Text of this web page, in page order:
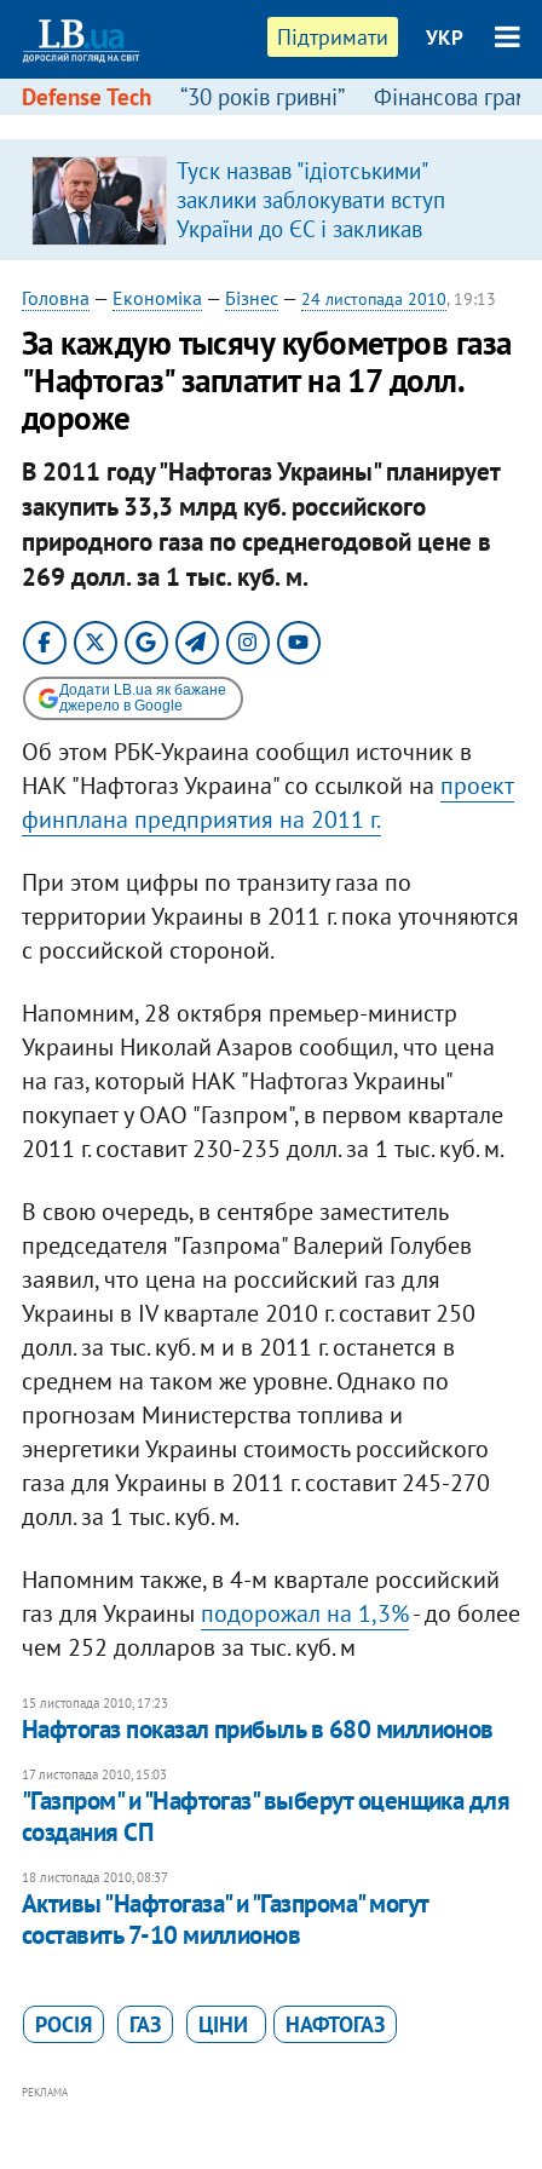
Підтримати УКР
Defense Tech “30 років гривні” Фінансова
Туск назвав "ідіотськими"
заклики заблокувати вступ
України до ЄС і закликав
припинити антиукраїнську
риторику
Головна — Економіка — Бізнес— 24 листопада 2010, 19:13
За каждую тысячу кубометров газа
"Нафтогаз" заплатит на 17 долл.
дороже
В 2011 году "Нафтогаз Украины" планирует
закупить 33,3 млрд куб. российского
природного газа по среднегодовой цене в
269 долл. за 1 тыс. куб. м.
Додати LB.ua як бажане
джерело в Google
Об этом РБК-Украина сообщил источник в
НАК "Нафтогаз Украина" со ссылкой на проект
финплана предприятия на 2011 г.
При этом цифры по транзиту газа по
территории Украины в 2011 г. пока уточняются
с российской стороной.
Напомним, 28 октября премьер-министр
Украины Николай Азаров сообщил, что цена
на газ, который НАК "Нафтогаз Украины"
покупает у ОАО "Газпром", в первом квартале
2011 г. составит 230-235 долл. за 1 тыс. куб. м.
В свою очередь, в сентябре заместитель
председателя "Газпрома" Валерий Голубев
заявил, что цена на российский газ для
Украины в IV квартале 2010 г. составит 250
долл. за тыс. куб. м и в 2011 г. останется в
среднем на таком же уровне. Однако по
прогнозам Министерства топлива и
энергетики Украины стоимость российского
газа для Украины в 2011 г. составит 245-270
долл. за 1 тыс. куб. м.
Напомним также, в 4-м квартале российский
газ для Украины подорожал на 1,3%- до более
чем 252 долларов за тыс. куб. м
15 листопада 2010, 17:23
Нафтогаз показал прибыль в 680 миллионов
17 листопада 2010, 15:03
"Газпром" и "Нафтогаз" выберут оценщика для
создания СП
18 листопада 2010, 08:37
Активы "Нафтогаза" и "Газпрома" могут
составить 7-10 миллионов
РОСІЯ ГАЗ ЦІНИ НАФТОГАЗ
РЕКЛАМА